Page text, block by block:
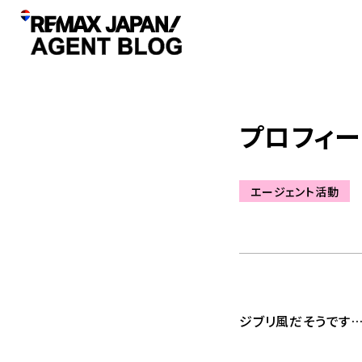
プロフィ
エージェント活動
ジブリ風だそうです…